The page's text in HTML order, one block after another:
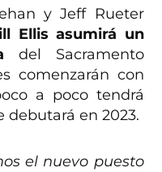
y Jeff Rueter
Ellis asumirá un
del Sacramento
comenzarán con
a poco tendrá
debutará en 2023.
el nuevo puesto